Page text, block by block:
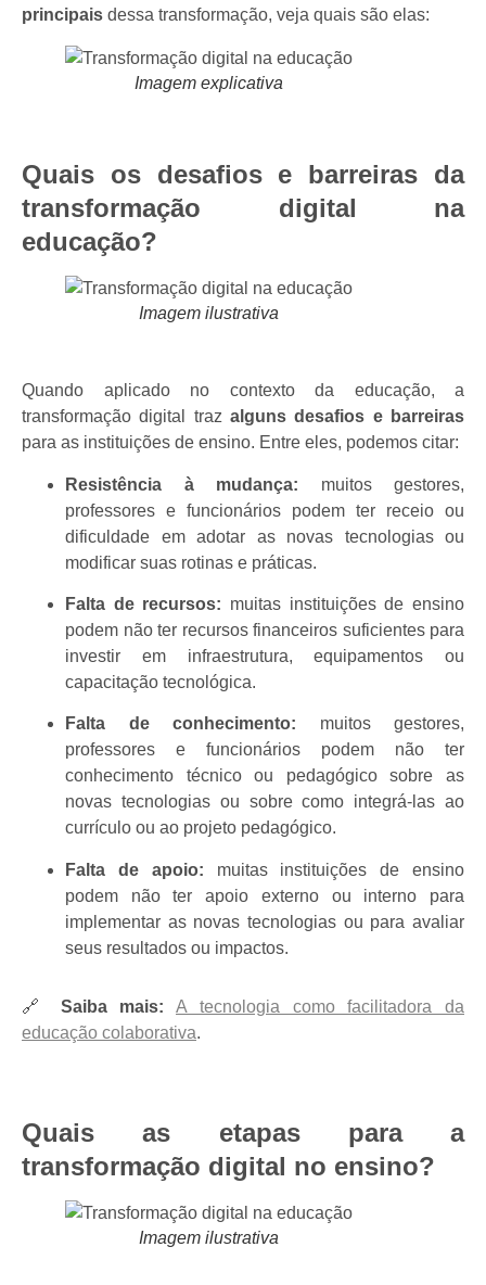
principais dessa transformação, veja quais são elas:
Imagem explicativa
Quais os desafios e barreiras da
transformação digital na
educação?
Imagem ilustrativa
Quando aplicado no contexto da educação, a
transformação digital traz alguns desafios e barreiras
para as instituições de ensino. Entre eles, podemos citar:
Resistência à mudança: muitos gestores,
professores e funcionários podem ter receio ou
dificuldade em adotar as novas tecnologias ou
modificar suas rotinas e práticas.
Falta de recursos: muitas instituições de ensino
podem não ter recursos financeiros suficientes para
investir em infraestrutura, equipamentos ou
capacitação tecnológica.
Falta de conhecimento: muitos gestores,
professores e funcionários podem não ter
conhecimento técnico ou pedagógico sobre as
novas tecnologias ou sobre como integrá-las ao
currículo ou ao projeto pedagógico.
Falta de apoio: muitas instituições de ensino
podem não ter apoio externo ou interno para
implementar as novas tecnologias ou para avaliar
seus resultados ou impactos.
🔗 Saiba mais:
A tecnologia como facilitadora da
educação colaborativa.
Quais as etapas para a
transformação digital no ensino?
Imagem ilustrativa